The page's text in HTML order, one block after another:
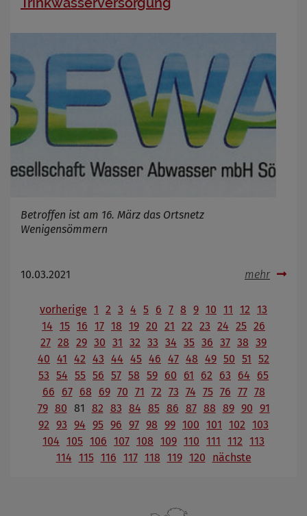
Betroffen ist am 16. März das Ortsnetz
Wenigensömmern
10.03.2021 mehr
vorherige 1 2 3 4 5 6 7 8 9 10 11 12 13
14 15 16 17 18 19 20 21 22 23 24 25 26
27 28 29 30 31 32 33 34 35 36 37 38 39
40 41 42 43 44 45 46 47 48 49 50 51
52
53 54 55 56 57 58 59 60 61 62 63 64
65
66
67 68 69 70 71 72 73 74 75 76 77 78
79 80 81 82 83 84 85 86 87 88 89 90 91
92 93 94 95 96 97 98 99 100 101 102 103
104 105 106 107 108 109 110 111 112 113
114 115 116 117 118 119 120 nächste